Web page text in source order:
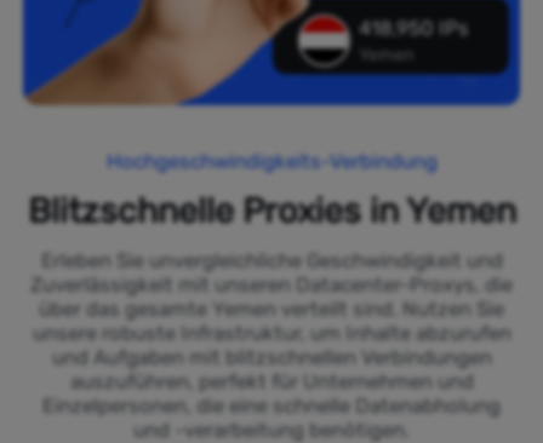
418,950 IPs
Yemen
Hochgeschwindigkeits-Verbindung
Blitzschnelle Proxies in Yemen
Erleben Sie unvergleichliche Geschwindigkeit und
Zuverlässigkeit mit unseren Datacenter-Proxys, die
über das gesamte Yemen verteilt sind. Nutzen Sie
unsere robuste Infrastruktur, um Inhalte abzurufen
und Aufgaben mit blitzschnellen Verbindungen
auszuführen, perfekt für Unternehmen und
Einzelpersonen, die eine schnelle Datenabholung
und -verarbeitung benötigen.